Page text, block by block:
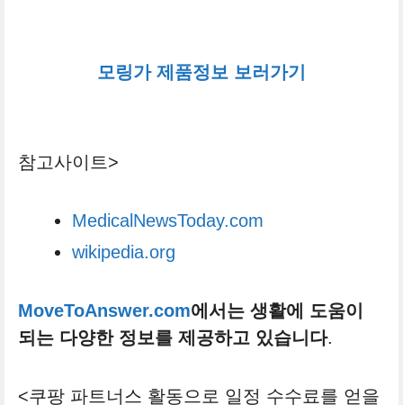
모링가 제품정보 보러가기
참고사이트>
MedicalNewsToday.com
wikipedia.org
MoveToAnswer.com에서는 생활에 도움이
되는 다양한 정보를 제공하고 있습니다.
<쿠팡 파트너스 활동으로 일정 수수료를 얻을